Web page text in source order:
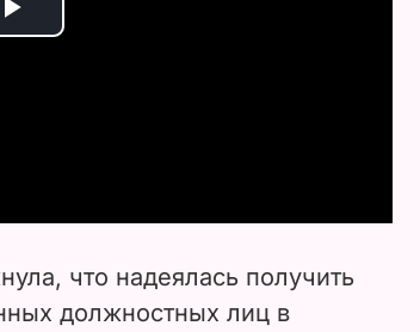
P
i
что надеялась получить
должностных лиц в